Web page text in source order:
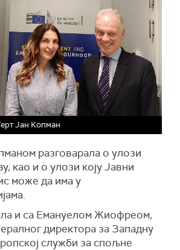
Јан Копман
разговарала о улози
као и о улози коју Јавни
може да има у
и са Емануелом Жиофреом,
директора за Западну
служби за спољне